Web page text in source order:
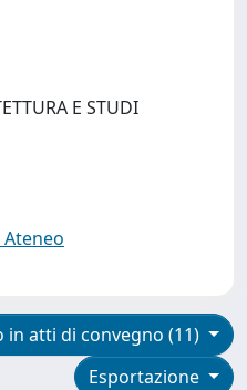
E STUDI
in atti di convegno (11)
Esportazione